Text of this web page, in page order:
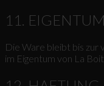
11.
Die Ware bleibt bis zur
im Eigentum von La